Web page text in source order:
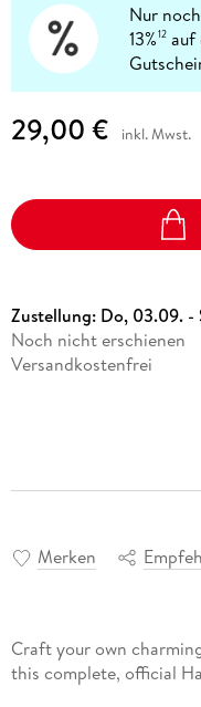
Nur
13%12 auf
29,00 € inkl. Mwst.
Zustellung: Do, 03.09. -
Noch nicht erschienen
Versandkostenfrei
Merken
Craft your own
this complete, official